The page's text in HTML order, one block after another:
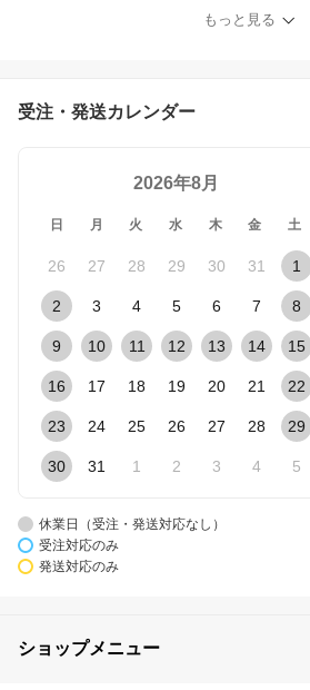
ンク上 大容量 水切りか
ご 大容量 食器ラック シ
もっと見る
受注・発送カレンダー
2026年8月
日 月 火 水 木 金 土
26 27 28 29 30 31 1
2 3 4 5 6 7 8
9 10 11 12 13 14 15
16 17 18 19 20 21 22
23 24 25 26 27 28 29
30 31 1 2 3 4 5
休業日（受注・発送対応なし）
受注対応のみ
発送対応のみ
ショップメニュー